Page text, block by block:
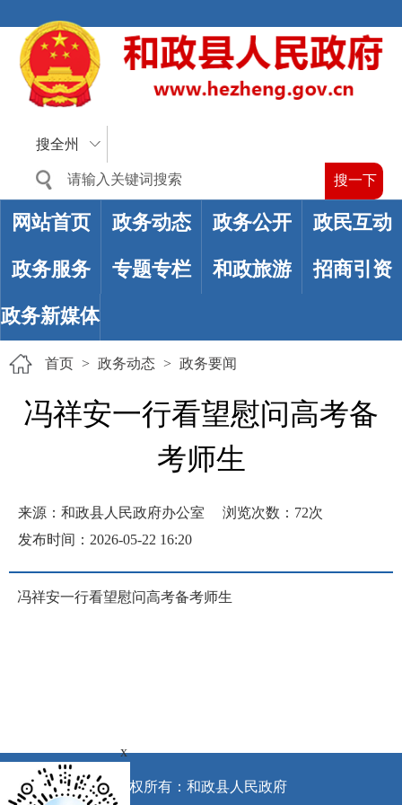
搜全州
网站首页 政务动态 政务公开 政民互动
政务服务 专题专栏 和政旅游 招商引资
政务新媒体
首页 > 政务动态 > 政务要闻
冯祥安一行看望慰问高考备
考师生
来源：和政县人民政府办公室 浏览次数： 72次
发布时间：2026-05-22 16:20
冯祥安一行看望慰问高考备考师生
版权所有：和政县人民政府
x